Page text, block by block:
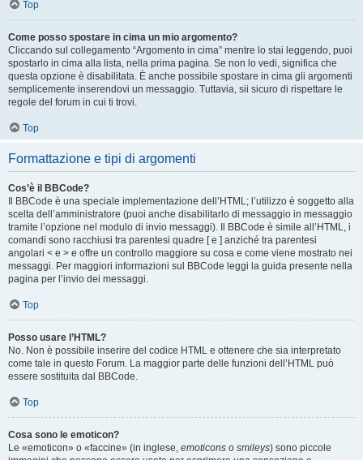
Top
Come posso spostare in cima un mio argomento?
Cliccando sul collegamento “Argomento in cima” mentre lo stai leggendo, puoi
spostarlo in cima alla lista, nella prima pagina. Se non lo vedi, significa che
questa opzione è disabilitata. È anche possibile spostare in cima gli argomenti
semplicemente inserendovi un messaggio. Tuttavia, sii sicuro di rispettare le
regole del forum in cui ti trovi.
Top
Formattazione e tipi di argomenti
Cos’è il BBCode?
Il BBCode è una speciale implementazione dell’HTML; l’utilizzo è soggetto alla
scelta dell’amministratore (puoi anche disabilitarlo di messaggio in messaggio
tramite l’opzione nel modulo di invio messaggi). Il BBCode è simile all’HTML, i
comandi sono racchiusi tra parentesi quadre [ e ] anziché tra parentesi
angolari < e > e offre un controllo maggiore su cosa e come viene mostrato nei
messaggi. Per maggiori informazioni sul BBCode leggi la guida presente nella
pagina per l’invio dei messaggi.
Top
Posso usare l’HTML?
No. Non è possibile inserire del codice HTML e ottenere che sia interpretato
come tale in questo Forum. La maggior parte delle funzioni dell’HTML può
essere sostituita dal BBCode.
Top
Cosa sono le emoticon?
Le «emoticon» o «faccine» (in inglese, emoticons o smileys) sono piccole